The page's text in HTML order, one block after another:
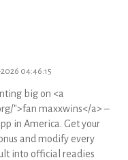
04:46:15
big on <a
">fan maxxwins</a> –
in America. Get your
and modify every
into official readies